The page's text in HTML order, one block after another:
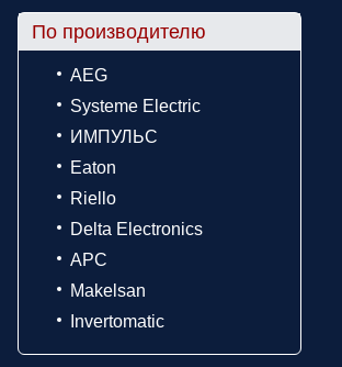
По производителю
AEG
Systeme Electric
ИМПУЛЬС
Eaton
Riello
Delta Electronics
APC
Makelsan
Invertomatic